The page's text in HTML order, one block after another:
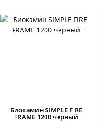
Биокамин SIMPLE FIRE
FRAME 1200 черный